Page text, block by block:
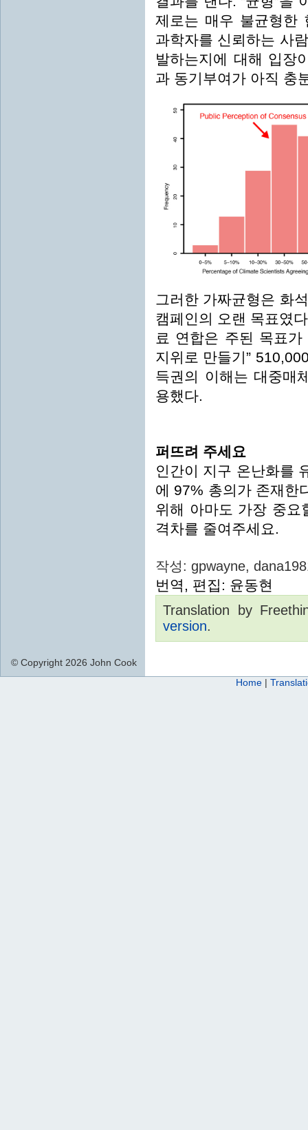
제로는 매우 불균형한
과학자를 신뢰하는 사
발하는지에 대해 입장
과 동기부여가 아직 충
그러한 가짜균형은 화
캠페인의 오랜 목표였
료 연합은 주된 목표
지위로 만들기”
득권의 이해는 대중매
용했다.
퍼뜨려 주세요
인간이 지구 온난화를
에 97% 총의가 존재한
위해 아마도 가장 중요
격차를 줄여주세요.
작성: gpwayne,
번역, 편집: 윤동현
Translation by
version.
© Copyright 2026 John Cook
Home |